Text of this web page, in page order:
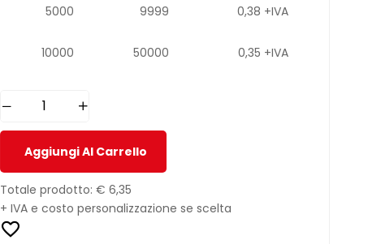
5000 9999 0,38 +IVA
10000 50000 0,35 +IVA
Aggiungi Al Carrello
Totale prodotto: € 6,35
+ IVA e costo personalizzazione se scelta